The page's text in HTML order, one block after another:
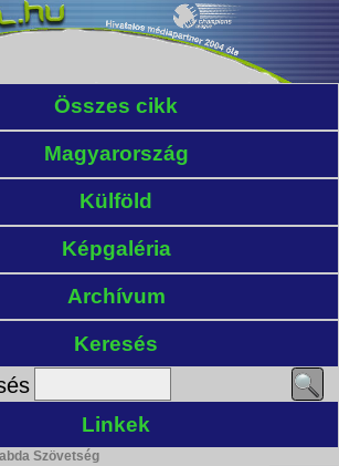
Összes cikk
Magyarország
Külföld
Képgaléria
Archívum
Keresés
Linkek
Szövetség